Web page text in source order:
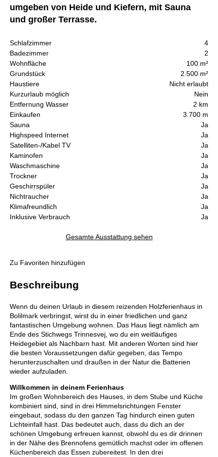
umgeben von Heide und Kiefern, mit Sauna
und großer Terrasse.
Schlafzimmer
4
Badezimmer
2
Wohnfläche
100 m²
Grundstück
2.500 m²
Haustiere
Nicht erlaubt
Kurzurlaub möglich
Nein
Entfernung Wasser
2 km
Einkaufen
3.700 m
Sauna
Ja
Highspeed Internet
Ja
Satelliten-/Kabel TV
Ja
Kaminofen
Ja
Waschmaschine
Ja
Trockner
Ja
Geschirrspüler
Ja
Nichtraucher
Ja
Klimafreundlich
Ja
Inklusive Verbrauch
Ja
Gesamte Ausstattung sehen
Zu Favoriten hinzufügen
Beschreibung
Wenn du deinen Urlaub in diesem reizenden Holzferienhaus in
Bolilmark verbringst, wirst du in einer friedlichen und ganz
fantastischen Umgebung wohnen. Das Haus liegt nämlich am
Ende des Stichwegs Trinnesvej, wo du ein weitläufiges
Heidegebiet als Nachbarn hast. Mit anderen Worten sind hier
die besten Voraussetzungen dafür gegeben, das Tempo
herunterzuschalten und draußen in der Natur die Batterien
wieder aufzuladen.
Willkommen in deinem Ferienhaus
Im großen Wohnbereich des Hauses, in dem Stube und Küche
kombiniert sind, sind in drei Himmelsrichtungen Fenster
eingebaut, sodass du den ganzen Tag hindurch einen guten
Lichteinfall hast. Das bedeutet auch, dass du dich an der
schönen Umgebung erfreuen kannst, obwohl du es dir drinnen
in der Nähe des Brennofens gemütlich machst oder im offenen
Küchenbereich das Essen zubereitest. In den drei